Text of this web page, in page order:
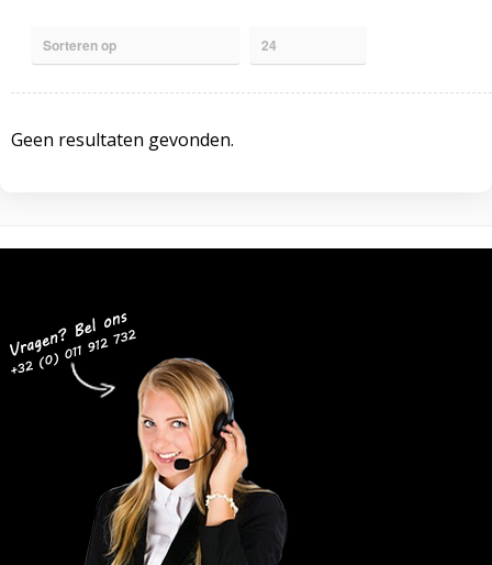
Geen resultaten gevonden.